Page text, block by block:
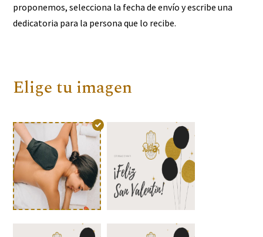
proponemos, selecciona la fecha de envío y escribe una
dedicatoria para la persona que lo recibe.
Elige tu imagen